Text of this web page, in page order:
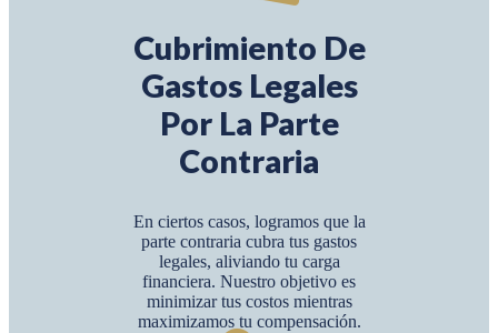
Cubrimiento De
Gastos Legales
Por La Parte
Contraria
En ciertos casos, logramos que la
parte contraria cubra tus gastos
legales, aliviando tu carga
financiera. Nuestro objetivo es
minimizar tus costos mientras
maximizamos tu compensación.